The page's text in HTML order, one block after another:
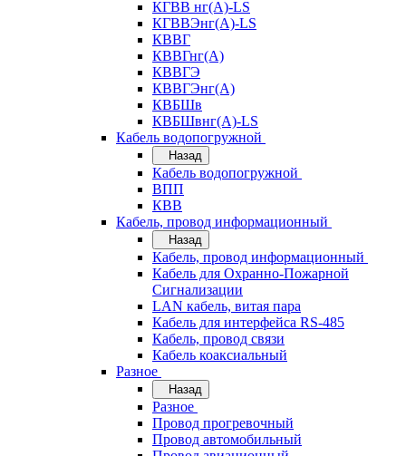
КГВВ нг(А)-LS
КГВВЭнг(А)-LS
КВВГ
КВВГнг(А)
КВВГЭ
КВВГЭнг(А)
КВБШв
КВБШвнг(А)-LS
Кабель водопогружной
Назад
Кабель водопогружной
ВПП
КВВ
Кабель, провод информационный
Назад
Кабель, провод информационный
Кабель для Охранно-Пожарной
Сигнализации
LAN кабель, витая пара
Кабель для интерфейса RS-485
Кабель, провод связи
Кабель коаксиальный
Разное
Назад
Разное
Провод прогревочный
Провод автомобильный